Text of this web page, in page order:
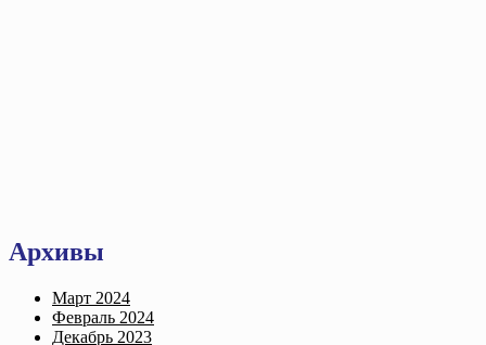
Архивы
Март 2024
Февраль 2024
Декабрь 2023